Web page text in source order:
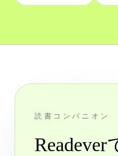
読書コンパニオン
Readever